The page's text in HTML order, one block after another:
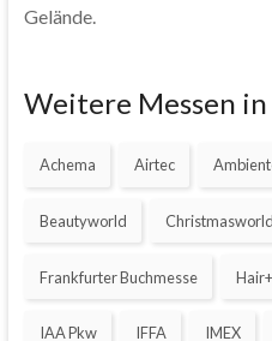
Gelände.
Weitere Messen
Achema Airtec
Beautyworld Christmasworld
Frankfurter Buchmesse
IAA Pkw IFFA IMEX